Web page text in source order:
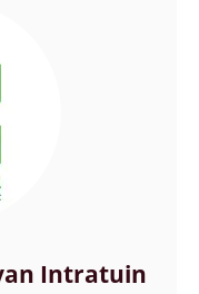
Intratuin